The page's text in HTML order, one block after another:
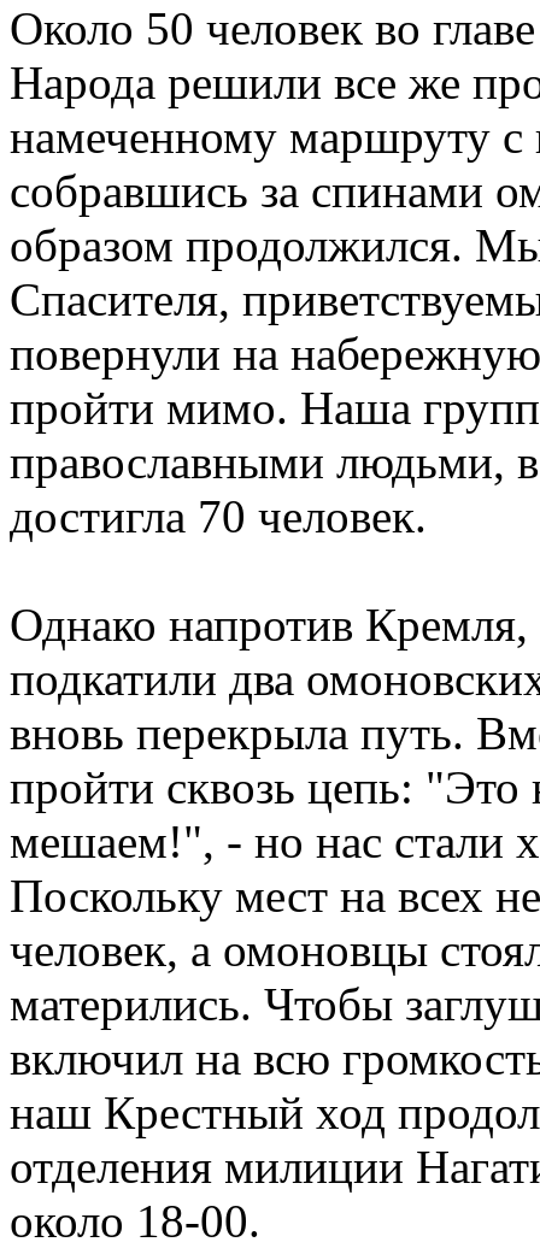
Около 50 человек во
Народа решили все же
намеченному маршруту с
собравшись за спинами
образом продолжился.
Спасителя,
повернули на
пройти мимо. Наша
православными людьми,
достигла 70 человек.
Однако напротив
подкатили два
вновь перекрыла путь.
пройти сквозь цепь:
мешаем!", - но нас стали
Поскольку мест на всех
человек, а омоновцы
матерились. Чтобы
включил на всю
наш Крестный ход
отделения милиции
около 18-00.